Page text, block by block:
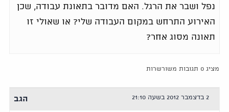
נפל ושבר את הרגל. האם מדובר בתאונת עבודה, שכן
האירוע התרחש במקום העבודה שלי? או שאולי זו
תאונה מסוג אחר?
מציג 0 תגובות משורשרות
2 בדצמבר 2012 בשעה 21:10 הגב